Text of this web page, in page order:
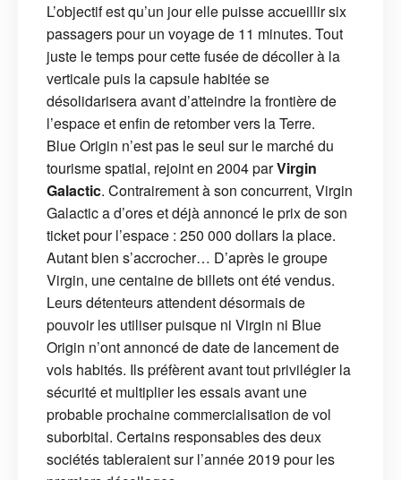
L’objectif est qu’un jour elle puisse accueillir six
passagers pour un voyage de 11 minutes. Tout
juste le temps pour cette fusée de décoller à la
verticale puis la capsule habitée se
désolidarisera avant d’atteindre la frontière de
l’espace et enfin de retomber vers la Terre.
Blue Origin n’est pas le seul sur le marché du
tourisme spatial, rejoint en 2004 parVirgin
Galactic. Contrairement à son concurrent, Virgin
Galactic a d’ores et déjà annoncé le prix de son
ticket pour l’espace : 250 000 dollars la place.
Autant bien s’accrocher… D’après le groupe
Virgin, une centaine de billets ont été vendus.
Leurs détenteurs attendent désormais de
pouvoir les utiliser puisque ni Virgin ni Blue
Origin n’ont annoncé de date de lancement de
vols habités. Ils préfèrent avant tout privilégier la
sécurité et multiplier les essais avant une
probable prochaine commercialisation de vol
suborbital. Certains responsables des deux
sociétés tableraient sur l’année 2019 pour les